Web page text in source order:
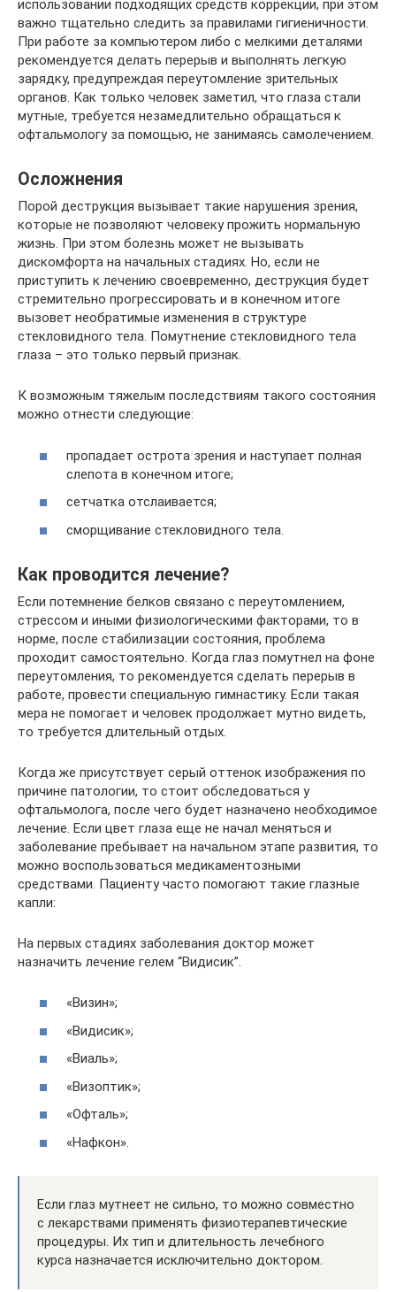
использовании подходящих средств коррекции, при этом
важно тщательно следить за правилами гигиеничности.
При работе за компьютером либо с мелкими деталями
рекомендуется делать перерыв и выполнять легкую
зарядку, предупреждая переутомление зрительных
органов. Как только человек заметил, что глаза стали
мутные, требуется незамедлительно обращаться к
офтальмологу за помощью, не занимаясь самолечением.
Осложнения
Порой деструкция вызывает такие нарушения зрения,
которые не позволяют человеку прожить нормальную
жизнь. При этом болезнь может не вызывать
дискомфорта на начальных стадиях. Но, если не
приступить к лечению своевременно, деструкция будет
стремительно прогрессировать и в конечном итоге
вызовет необратимые изменения в структуре
стекловидного тела. Помутнение стекловидного тела
глаза – это только первый признак.
К возможным тяжелым последствиям такого состояния
можно отнести следующие:
пропадает острота зрения и наступает полная
слепота в конечном итоге;
сетчатка отслаивается;
сморщивание стекловидного тела.
Как проводится лечение?
Если потемнение белков связано с переутомлением,
стрессом и иными физиологическими факторами, то в
норме, после стабилизации состояния, проблема
проходит самостоятельно. Когда глаз помутнел на фоне
переутомления, то рекомендуется сделать перерыв в
работе, провести специальную гимнастику. Если такая
мера не помогает и человек продолжает мутно видеть,
то требуется длительный отдых.
Когда же присутствует серый оттенок изображения по
причине патологии, то стоит обследоваться у
офтальмолога, после чего будет назначено необходимое
лечение. Если цвет глаза еще не начал меняться и
заболевание пребывает на начальном этапе развития, то
можно воспользоваться медикаментозными
средствами. Пациенту часто помогают такие глазные
капли:
На первых стадиях заболевания доктор может
назначить лечение гелем “Видисик”.
«Визин»;
«Видисик»;
«Виаль»;
«Визоптик»;
«Офталь»;
«Нафкон».
Если глаз мутнеет не сильно, то можно совместно
с лекарствами применять физиотерапевтические
процедуры. Их тип и длительность лечебного
курса назначается исключительно доктором.